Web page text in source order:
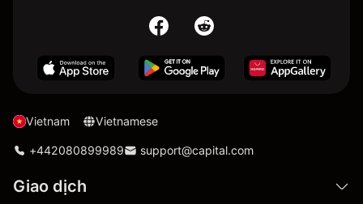
Vietnam Vietnamese
+442080899989 support@capital.com
Giao dịch